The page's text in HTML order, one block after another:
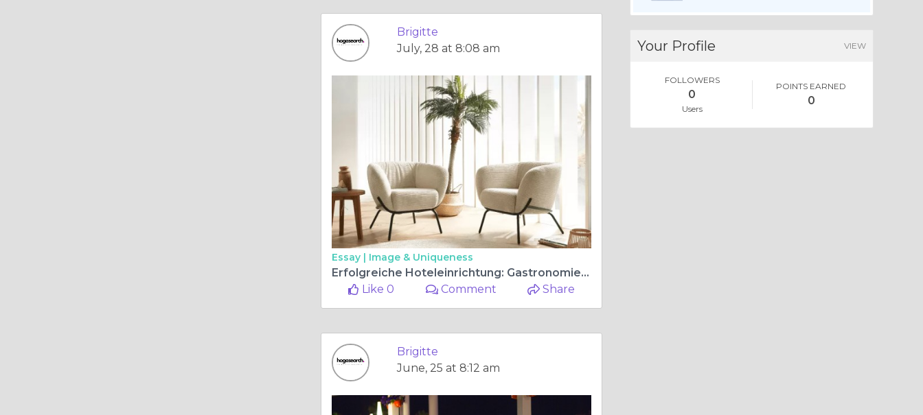
Brigitte
July, 28 at 8:08 am
Essay | Image & Uniqueness
Erfolgreiche Hoteleinrichtung: Gastronomie Möbel Outdoor, Bettwäsche Hotelqualität und Boxspringbett Hotel perfekt kombiniert
Like 0
Comment Share
Brigitte
June, 25 at 8:12 am
Your Profile VIEW
FOLLOWERS
0
Users
POINTS EARNED
0